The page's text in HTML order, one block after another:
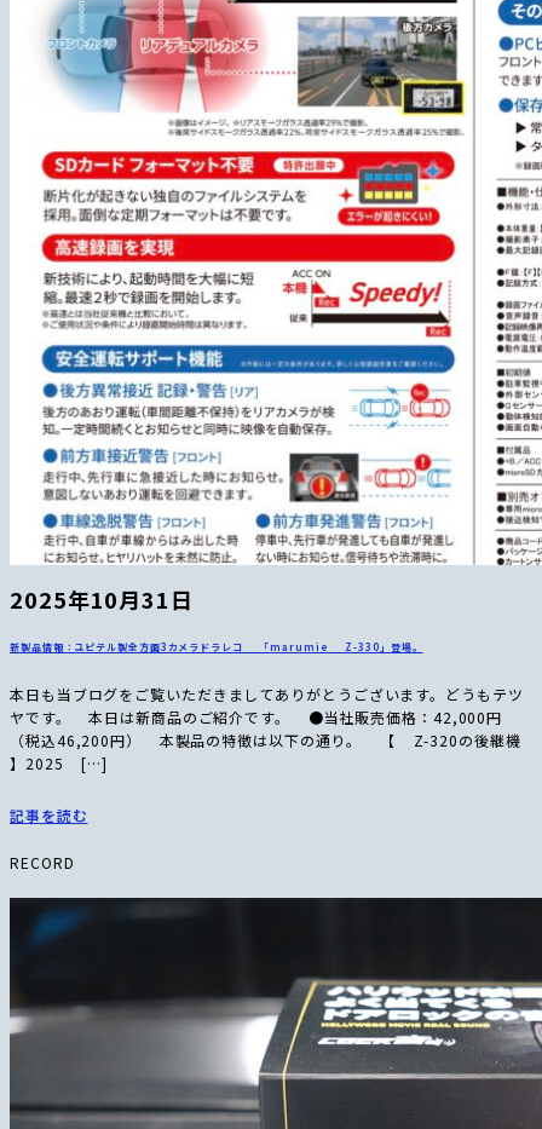
2025年10月31日
新製品情報：ユピテル製全方面3カメラドラレコ 「marumie Z-330」登場。
本日も当ブログをご覧いただきましてありがとうございます。どうもテツ
ヤです。 本日は新商品のご紹介です。 ●当社販売価格：42,000円
（税込46,200円） 本製品の特徴は以下の通り。 【 Z-320の後継機
】2025 […]
記事を読む
RECORD